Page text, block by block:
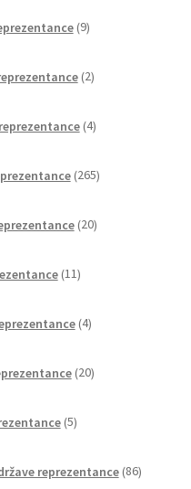
9izdelkov
2izdelka
4izdelki
265izdelkov
20izdelkov
11izdelkov
4izdelki
20izdelkov
5izdelkov
reprezentance 86izdelkov